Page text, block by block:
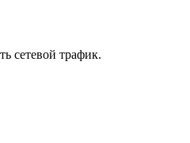
сетевой трафик.